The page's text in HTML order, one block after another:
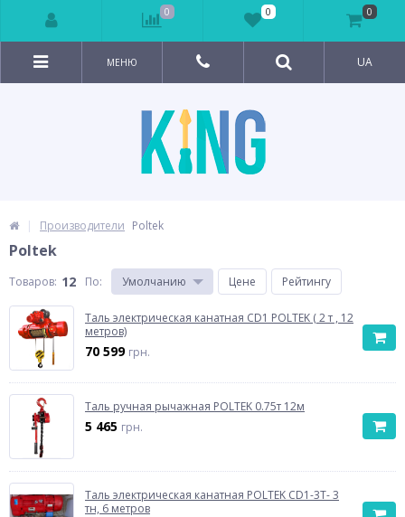
МЕНЮ UA
Производители Poltek
Poltek
Товаров: 12 По: Умолчанию Цене Рейтингу
Таль электрическая канатная CD1 POLTEK ( 2 т , 12
метров)
70 599 грн.
Таль ручная рычажная POLTEK 0.75т 12м
5 465 грн.
Таль электрическая канатная POLTEK CD1-3Т- 3
тн, 6 метров
0 0 0